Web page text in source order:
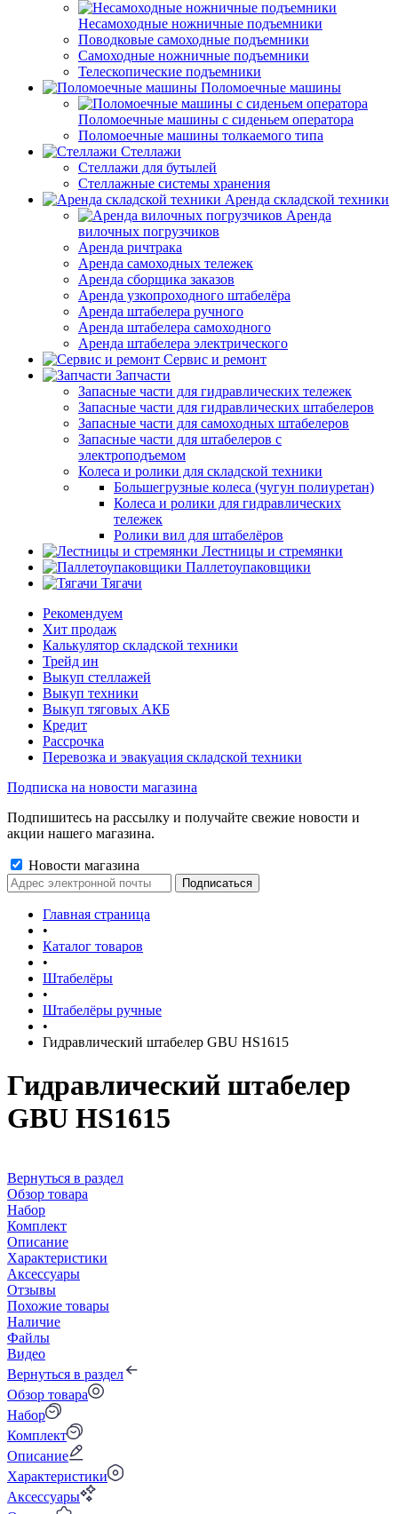
Несамоходные ножничные подъемники
Поводковые самоходные подъемники
Самоходные ножничные подъемники
Телескопические подъемники
Поломоечные машины
Поломоечные машины с сиденьем оператора
Поломоечные машины толкаемого типа
Стеллажи
Стеллажи для бутылей
Стеллажные системы хранения
Аренда складской техники
Аренда
вилочных погрузчиков
Аренда ричтрака
Аренда самоходных тележек
Аренда сборщика заказов
Аренда узкопроходного штабелёра
Аренда штабелера ручного
Аренда штабелера самоходного
Аренда штабелера электрического
Сервис и ремонт
Запчасти
Запасные части для гидравлических тележек
Запасные части для гидравлических штабелеров
Запасные части для самоходных штабелеров
Запасные части для штабелеров с
электроподъемом
Колеса и ролики для складской техники
Большегрузные колеса (чугун полиуретан)
Колеса и ролики для гидравлических
тележек
Ролики вил для штабелёров
Лестницы и стремянки
Паллетоупаковщики
Тягачи
Рекомендуем
Хит продаж
Калькулятор складской техники
Трейд ин
Выкуп стеллажей
Выкуп техники
Выкуп тяговых АКБ
Кредит
Рассрочка
Перевозка и эвакуация складской техники
Подписка на новости магазина
Подпишитесь на рассылку и получайте свежие новости и
акции нашего магазина.
Новости магазина
Главная страница
•
Каталог товаров
•
Штабелёры
•
Штабелёры ручные
•
Гидравлический штабелер GBU HS1615
Гидравлический штабелер
GBU HS1615
Вернуться в раздел
Обзор товара
Набор
Комплект
Описание
Характеристики
Аксессуары
Отзывы
Похожие товары
Наличие
Файлы
Видео
Вернуться в раздел
Обзор товара
Набор
Комплект
Описание
Характеристики
Аксессуары